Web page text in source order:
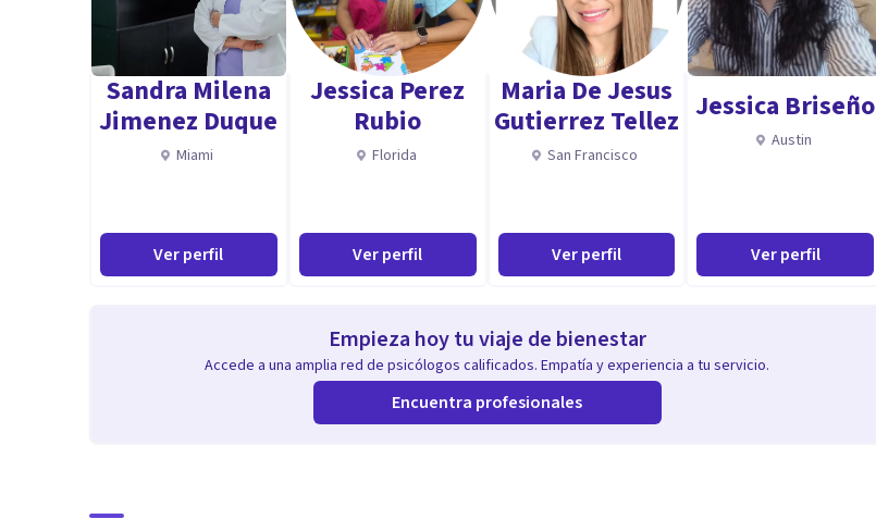
Sandra Milena
Jimenez Duque
Miami
Ver perfil
Jessica Perez
Rubio
Florida
Ver perfil
Maria De Jesus
Gutierrez Tellez
San Francisco
Ver perfil
Jessica Briseño
Austin
Ver perfil
Empieza hoy tu viaje de bienestar
Accede a una amplia red de psicólogos calificados. Empatía y experiencia a tu servicio.
Encuentra profesionales